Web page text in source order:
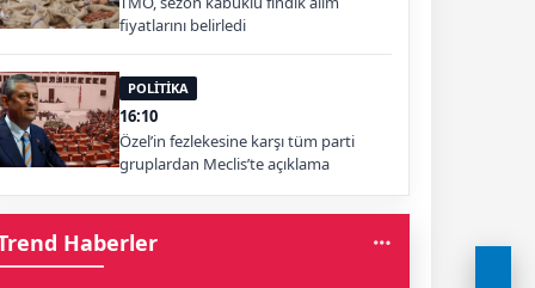
fiyatlarını belirledi
POLİTİKA
16:10
Özel’in fezlekesine karşı tüm parti
gruplardan Meclis’te açıklama
Haberler